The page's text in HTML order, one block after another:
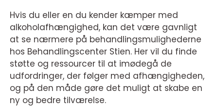
Hvis du eller en du kender kæmper med
alkoholafhængighed, kan det være gavnligt
at se nærmere på behandlingsmulighederne
hos Behandlingscenter Stien. Her vil du finde
støtte og ressourcer til at imødegå de
udfordringer, der følger med afhængigheden,
og på den måde gøre det muligt at skabe en
ny og bedre tilværelse.